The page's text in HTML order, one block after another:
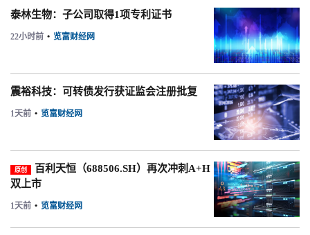
泰林生物：子公司取得1项专利证书
22小时前 • 览富财经网
震裕科技：可转债发行获证监会注册批复
1天前 • 览富财经网
原创
百利天恒（688506.SH）再次冲刺A+H
双上市
1天前 • 览富财经网